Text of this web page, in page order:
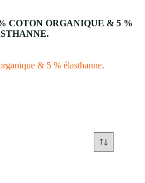
COTON ORGANIQUE & 5 %
& 5 % élasthanne.